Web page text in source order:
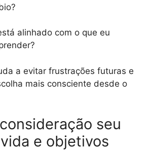
alinhado com o que eu
a evitar frustrações futuras e
mais consciente desde o
seu
e objetivos